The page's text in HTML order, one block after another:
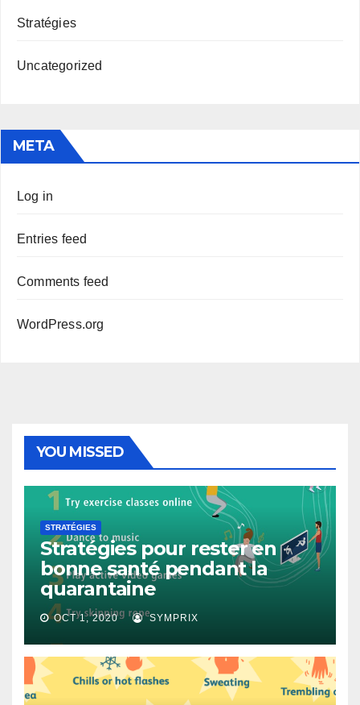
Stratégies
Uncategorized
META
Log in
Entries feed
Comments feed
WordPress.org
YOU MISSED
STRATÉGIES
Stratégies pour rester en
bonne santé pendant la
quarantaine
OCT 1, 2020 SYMPRIX